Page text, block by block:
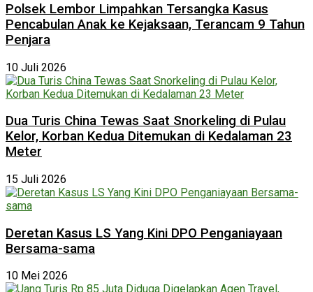
Polsek Lembor Limpahkan Tersangka Kasus
Pencabulan Anak ke Kejaksaan, Terancam 9 Tahun
Penjara
10 Juli 2026
Dua Turis China Tewas Saat Snorkeling di Pulau
Kelor, Korban Kedua Ditemukan di Kedalaman 23
Meter
15 Juli 2026
Deretan Kasus LS Yang Kini DPO Penganiayaan
Bersama-sama
10 Mei 2026